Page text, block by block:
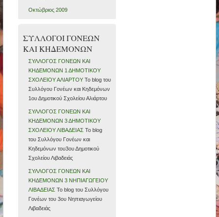
Οκτώβριος 2009
ΣΥΛΛΟΓΟΙ ΓΟΝΕΩΝ
ΚΑΙ ΚΗΔΕΜΟΝΩΝ
ΣΥΛΛΟΓΟΣ ΓΟΝΕΩΝ ΚΑΙ
ΚΗΔΕΜΟΝΩΝ 1 ΔΗΜΟΤΙΚΟΥ
ΣΧΟΛΕΙΟΥ ΑΛΙΑΡΤΟΥΤο blog του
Συλλόγου Γονέων και Κηδεμόνων
1ου Δημοτικού Σχολείου Αλιάρτου
ΣΥΛΛΟΓΟΣ ΓΟΝΕΩΝ ΚΑΙ
ΚΗΔΕΜΟΝΩΝ 3 ΔΗΜΟΤΙΚΟΥ
ΣΧΟΛΕΙΟΥ ΛΙΒΑΔΕΙΑΣ Το blog
του Συλλόγου Γονέων και
Κηδεμόνων του3ου Δημοτικού
Σχολείου Λιβαδειάς
ΣΥΛΛΟΓΟΣ ΓΟΝΕΩΝ ΚΑΙ
ΚΗΔΕΜΟΝΩΝ 3 ΝΗΠΙΑΓΩΓΕΙΟΥ
ΛΙΒΑΔΕΙΑΣ Το blog του Συλλόγου
Γονέων του 3ου Νηπιαγωγείου
Λιβαδειάς